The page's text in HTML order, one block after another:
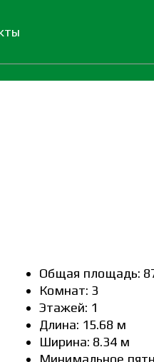
Общая площадь:
Комнат: 3
Этажей: 1
Длина: 15.68 м
Ширина: 8.34 м
Минимальное